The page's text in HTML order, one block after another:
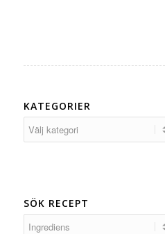
KATEGORIER
SÖK RECEPT